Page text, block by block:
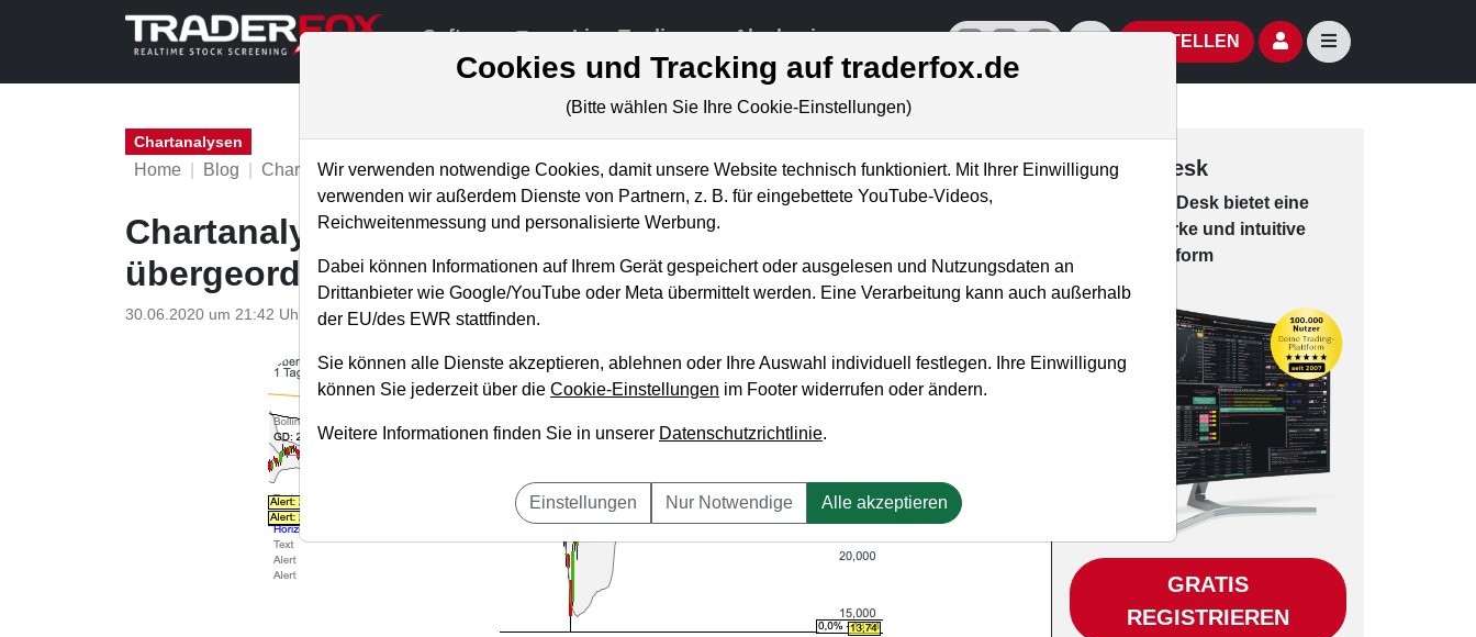
Software Live-Trading Akademie offizielle Social Media-AccountsAktien- und Artikelsuche öffnen
BESTELLEN Seitennavigation
Chartanalysen
Home Blog Chartanalysen
Chartanalyse Uber: Coronaprofiteur vor
übergeordnetem Breakoutszenario?
30.06.2020 um 21:42 Uhr P. Uhlschmied
Trading-Desk
Desk bie­tet eine
leis­tungs­star­ke und in­tui­tive
Han­dels­platt­form
GRATIS
REGISTRIEREN
Cookies und Tracking auf traderfox.de
(Bitte wählen Sie Ihre Cookie-Einstellungen)
Wir verwenden notwendige Cookies, damit unsere Website technisch funktioniert. Mit Ihrer Einwilligung
verwenden wir außerdem Dienste von Partnern, z. B. für eingebettete YouTube-Videos,
Reichweitenmessung und personalisierte Werbung.
Dabei können Informationen auf Ihrem Gerät gespeichert oder ausgelesen und Nutzungsdaten an
Drittanbieter wie Google/YouTube oder Meta übermittelt werden. Eine Verarbeitung kann auch außerhalb
der EU/des EWR stattfinden.
Sie können alle Dienste akzeptieren, ablehnen oder Ihre Auswahl individuell festlegen. Ihre Einwilligung
können Sie jederzeit über die Cookie-Einstellungen im Footer widerrufen oder ändern.
Weitere Informationen finden Sie in unserer Datenschutzrichtlinie.
Einstellungen Nur Notwendige Alle akzeptieren